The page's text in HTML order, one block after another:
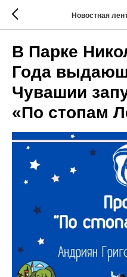
Новостная
В Парке
Года
Чувашии
«По стопам